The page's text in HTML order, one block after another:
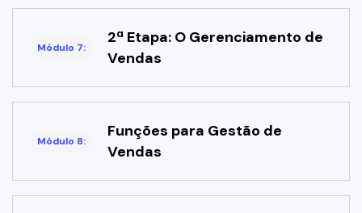
Módulo 7:
2ª Etapa: O Gerenciamento de
Vendas
Módulo 8:
Funções para Gestão de
Vendas